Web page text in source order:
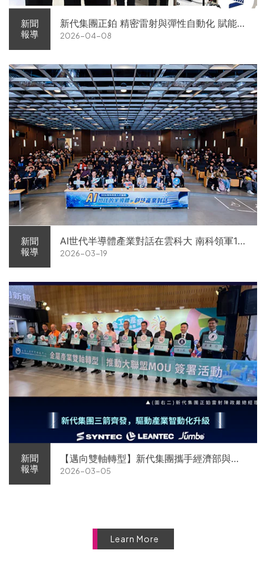
新聞
報導
新代集團正鉑 精密雷射與彈性自動化 賦能智
慧智造解方電子展亮相
2026-04-08
新聞
報導
AI世代半導體產業對話在雲科大 南科領軍11
家企業前進校園徵才
2026-03-19
新聞
報導
【邁向雙軸轉型】新代集團攜手經濟部與金
屬中心簽署MOU 領航 AI機器人智慧智造
2026-03-05
Learn More